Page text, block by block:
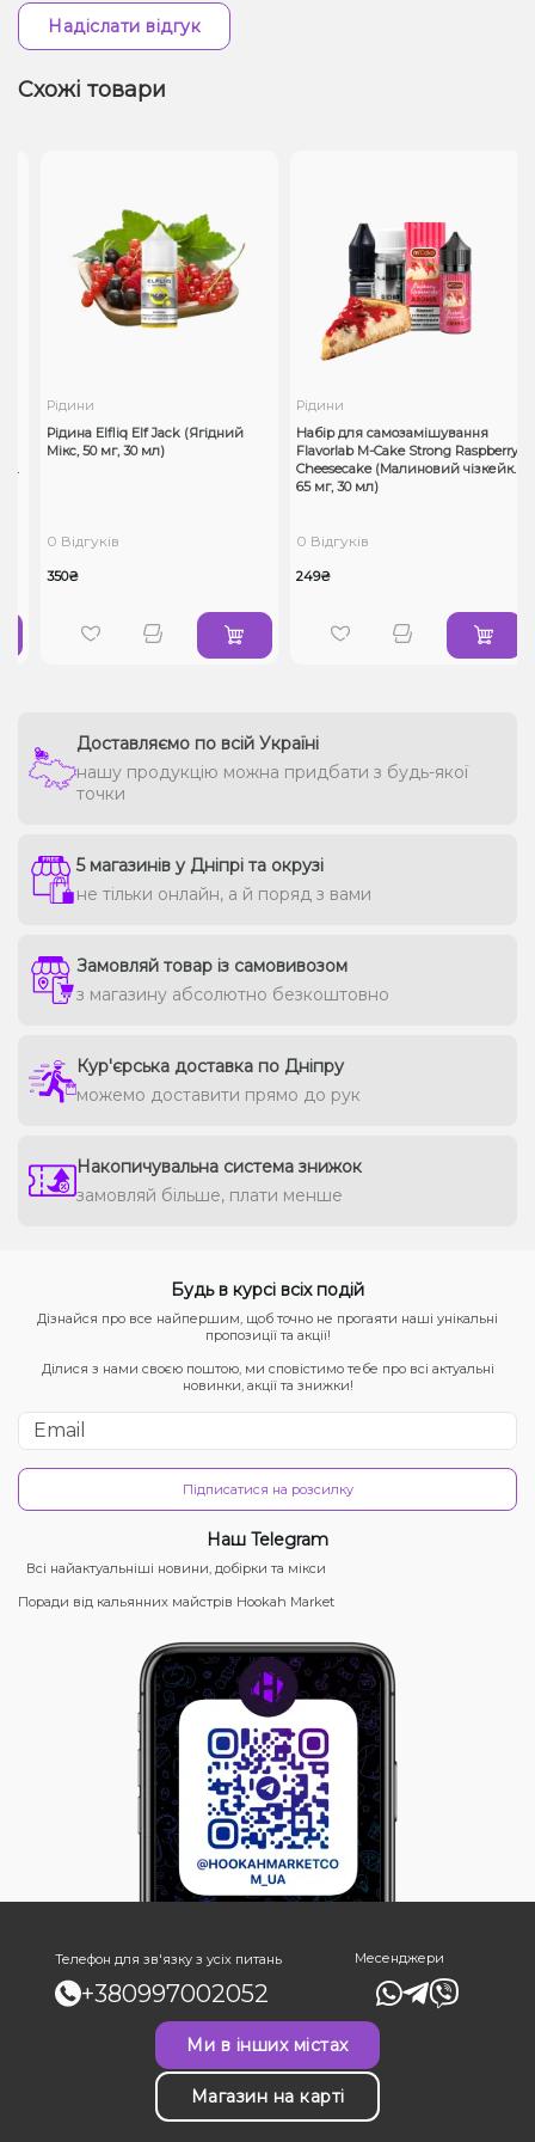
Надіслати відгук
Схожі товари
Рідини
Рідина Elfliq Elf Jack (Ягідний
Мікс, 50 ​​мг, 30 мл)
0 Відгуків
350₴
Рідини
Набір для самозамішування
Flavorlab M-Cake Strong Raspberry
Cheesecake (Малиновий чізкейк,
65 мг, 30 мл)
0 Відгуків
249₴
Доставляємо по всій Україні
нашу продукцію можна придбати з будь-якої
точки
5 магазинів у Дніпрі та окрузі
не тільки онлайн, а й поряд з вами
Замовляй товар із самовивозом
з магазину абсолютно безкоштовно
Кур'єрська доставка по Дніпру
можемо доставити прямо до рук
Накопичувальна система знижок
замовляй більше, плати менше
Будь в курсі всіх подій
Дізнайся про все найпершим, щоб точно не прогаяти наші унікальні
пропозиції та акції!
Ділися з нами своєю поштою, ми сповістимо тебе про всі актуальні
новинки, акції та знижки!
Підписатися на розсилку
Наш Telegram
Всі найактуальніші новини, добірки та мікси
Поради від кальянних майстрів Hookah Market
Телефон для зв'язку з усіх питань
+380997002052
Месенджери
Ми в інших містах
Магазин на карті